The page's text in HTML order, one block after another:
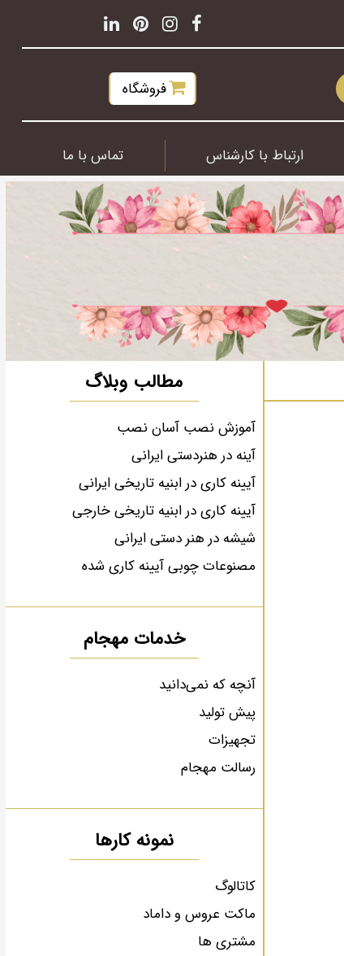
فروشگاه
ارتباط با کارشناس تماس با ما
مطالب وبلاگ
آموزش نصب آسان نصب
آینه در هنردستی ایرانی
آیینه کاری در ابنیه تاریخی ایرانی
آیینه کاری در ابنیه تاریخی خارجی
شیشه در هنر دستی ایرانی
مصنوعات چوبی آیینه کاری شده
خدمات مهجام
آنچه که نمی‌دانید
پیش تولید
تجهیزات
رسالت مهجام
نمونه کارها
کاتالوگ
ماکت عروس و داماد
مشتری ها